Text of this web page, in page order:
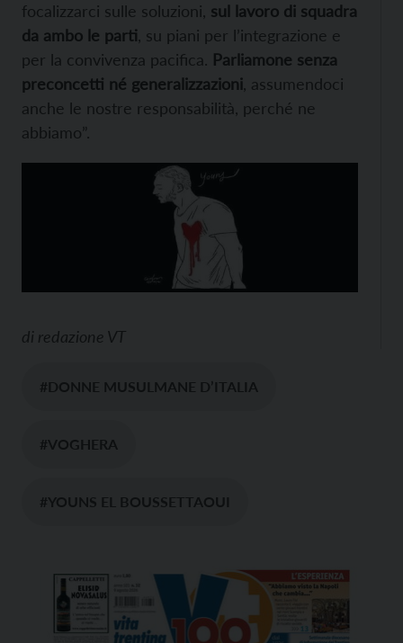
focalizzarci sulle soluzioni, sul lavoro di squadra
da ambo le parti , su piani per l’integrazione e
per la convivenza pacifica. Parliamone senza
preconcetti né generalizzazioni , assumendoci
anche le nostre responsabilità, perché ne
abbiamo”.
di redazione VT
#DONNE MUSULMANE D’ITALIA
#VOGHERA
#YOUNS EL BOUSSETTAOUI